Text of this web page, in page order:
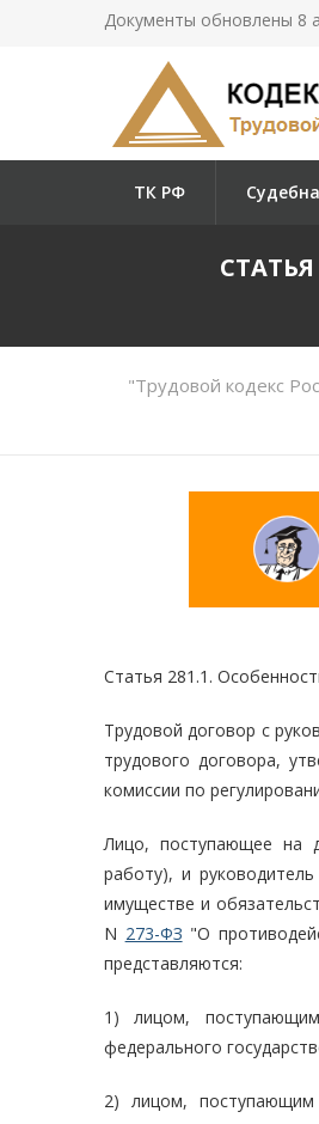
Документы обновлены 8
ТК РФ
"Трудовой кодекс
Статья 281.1.
Трудовой договор с
трудового договора,
комиссии по
Лицо, поступающее на
работу), и
имуществе и
N 273-ФЗ "О
представляются:
1) лицом, поступающим
федерального
2) лицом, поступающим